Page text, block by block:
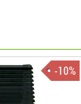
-10%